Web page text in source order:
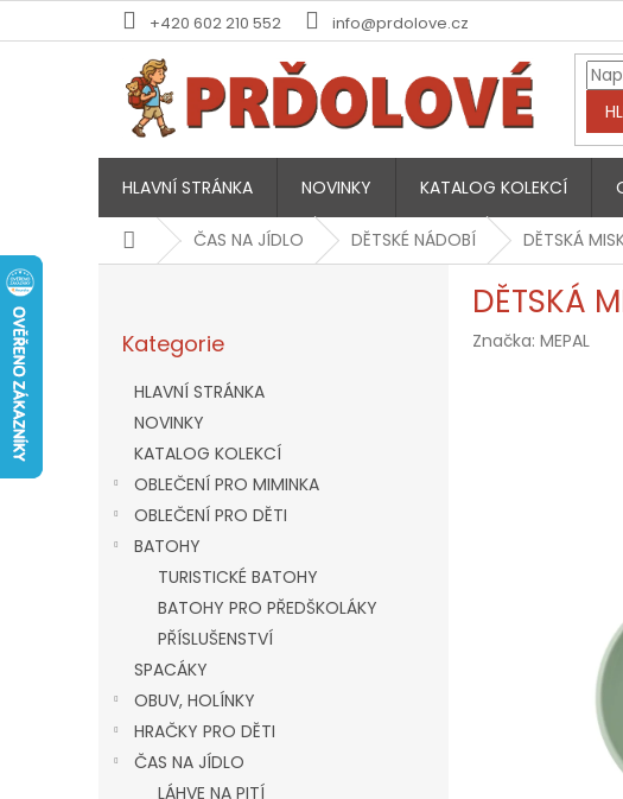
+420 602 210 552 info@prdolove.cz
HLAVNÍ STRÁNKA NOVINKY KATALOG KOLEKCÍ
DomůČAS NA JÍDLO DĚTSKÉ NÁDOBÍ DĚTSKÁ
kategorie
Kategorie
HLAVNÍ STRÁNKA
NOVINKY
KATALOG KOLEKCÍ
OBLEČENÍ PRO MIMINKA
OBLEČENÍ PRO DĚTI
BATOHY
TURISTICKÉ BATOHY
BATOHY PRO PŘEDŠKOLÁKY
PŘÍSLUŠENSTVÍ
SPACÁKY
OBUV, HOLÍNKY
HRAČKY PRO DĚTI
ČAS NA JÍDLO
LÁHVE NA PITÍ
DĚTSKÁ
Značka: MEPAL